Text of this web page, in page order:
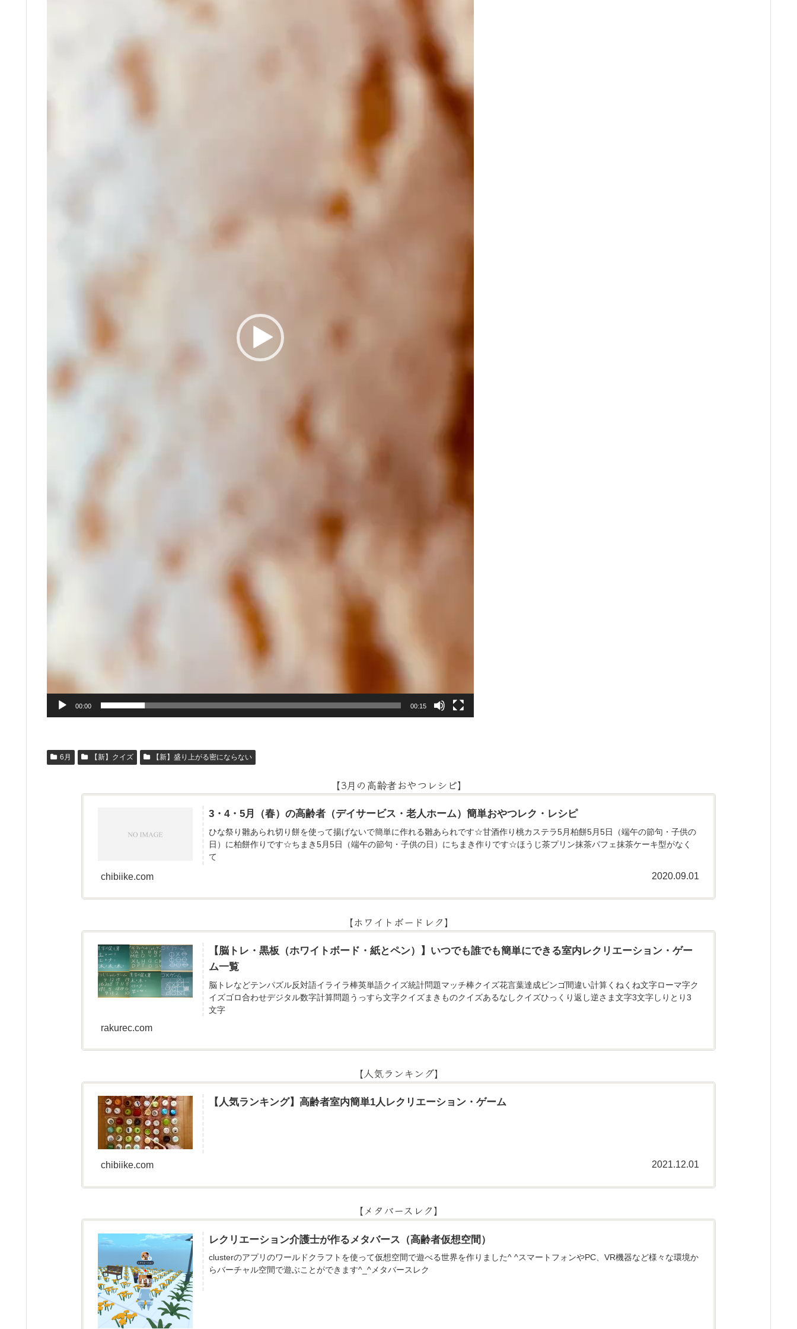
00:00 00:15
6月 【新】クイズ 【新】盛り上がる密にならない
【3月の高齢者おやつレシピ】
3・4・5月（春）の高齢者（デイサービス・老人ホーム）簡単おやつレク・レシピ
ひな祭り雛あられ切り餅を使って揚げないで簡単に作れる雛あられです☆甘酒作り桃カステラ5月柏餅5月5日（端午の節句・子供の
日）に柏餅作りです☆ちまき5月5日（端午の節句・子供の日）にちまき作りです☆ほうじ茶プリン抹茶パフェ抹茶ケーキ型がなく
て
chibiike.com 2020.09.01
【ホワイトボードレク】
【脳トレ・黒板（ホワイトボード・紙とペン）】いつでも誰でも簡単にできる室内レクリエーション・ゲー
ム一覧
脳トレなどテンパズル反対語イライラ棒英単語クイズ統計問題マッチ棒クイズ花言葉達成ビンゴ間違い計算くねくね文字ローマ字ク
イズゴロ合わせデジタル数字計算問題うっすら文字クイズまきものクイズあるなしクイズひっくり返し逆さま文字3文字しりとり3
文字
rakurec.com
【人気ランキング】
【人気ランキング】高齢者室内簡単1人レクリエーション・ゲーム
chibiike.com 2021.12.01
【メタバースレク】
レクリエーション介護士が作るメタバース（高齢者仮想空間）
clusterのアプリのワールドクラフトを使って仮想空間で遊べる世界を作りました^ ^スマートフォンやPC、VR機器など様々な環境か
らバーチャル空間で遊ぶことができます^_^メタバースレク